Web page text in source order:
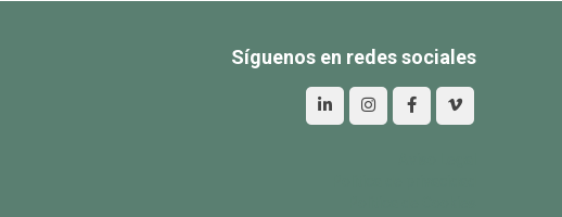
Síguenos en redes sociales